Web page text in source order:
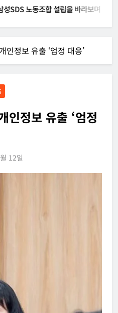
노동조합 설립을 바라보며
인정보 유출 ‘엄정 대응’
인정보 유출 ‘엄정
12일